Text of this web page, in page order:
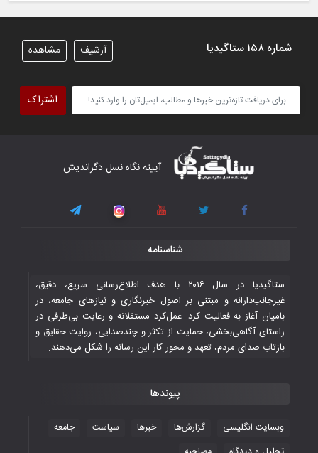
پیروزی قاطع در برابر تاجیکستان محکم
برداشت
کار دشوار تیم ملی فوتسال افغانستان در
گروه مرگ بازی‌های همبستگی کشورهای
اسلامی
تاریخی ایران
جوانان فوتسالیست کشور با گلباران تایلند به
فینال رفتند
۲۸ October ۲۰۲۵
با شکست چین، فوتسال‌بازان جوان
۲۶ October ۲۰۲۵
شماره ۱۵۸ ستاگیدیا مشاهده آرشیف
اشتراک
آیینه نگاه نسل دگراندیش
شناسنامه
ستاگیدیا در سال ۲۰۱۶ با هدف اطلاع‌رسانی سریع، دقیق،
غیرجانب‌دارانه و مبتنی بر اصول خبرنگاری و نیازهای جامعه، در
بامیان آغاز به فعالیت کرد. عمل‌کرد مستقلانه و رعایت بی‌طرفی در
راستای آگاهی‌بخشی، حمایت از تکثر و چندصدایی، روایت حقایق و
بازتاب صدای مردم، تعهد و محور کار این رسانه را شکل می‌دهند.
پیوندها
وبسایت انگلیسی گزارش‌ها خبرها سیاست
جامعه